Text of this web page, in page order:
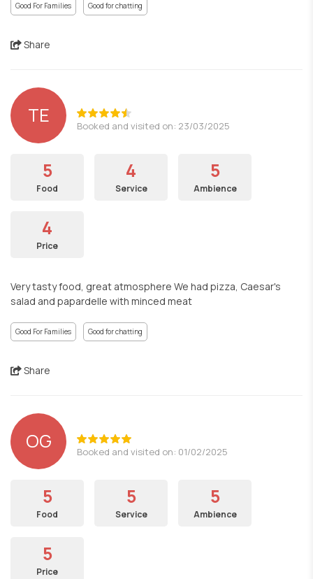
Good For Families Good for chatting
Share
TE Booked and visited on: 23/03/2025
5
Food
4
Service
5
Ambience
4
Price
Very tasty food, great atmosphere We had pizza, Caesar's
salad and papardelle with minced meat
Good For Families Good for chatting
Share
OG Booked and visited on: 01/02/2025
5
Food
5
Service
5
Ambience
5
Price